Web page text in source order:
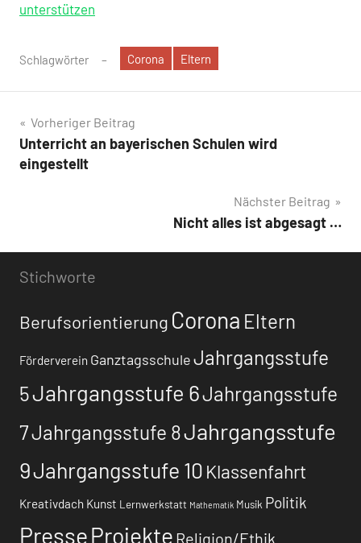
unterstützen
Schlagwörter Corona Eltern
Beitragsnavigation
Vorheriger Beitrag
Unterricht an bayerischen Schulen wird
eingestellt
Nächster Beitrag
Nicht alles ist abgesagt …
Stichworte
Berufsorientierung Corona Eltern
Förderverein GanztagsschuleJahrgangsstufe
5Jahrgangsstufe 6Jahrgangsstufe
7Jahrgangsstufe 8Jahrgangsstufe
9Jahrgangsstufe 10 Klassenfahrt
Kreativdach Kunst Lernwerkstatt Mathematik Musik Politik
PresseProjekte Religion/Ethik